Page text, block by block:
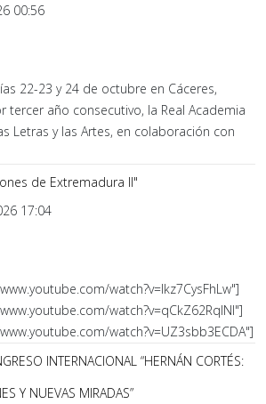
00:56
22-23 y 24 de octubre en Cáceres,
tercer año consecutivo, la Real Academia
Letras y las Artes, en colaboración con
de Extremadura II"
17:04
watch?v=lkz7CysFhLw"]
watch?v=qCkZ62RqlNI"]
watch?v=UZ3sbb3ECDA"]
INTERNACIONAL “HERNÁN CORTÉS:
Y NUEVAS MIRADAS”